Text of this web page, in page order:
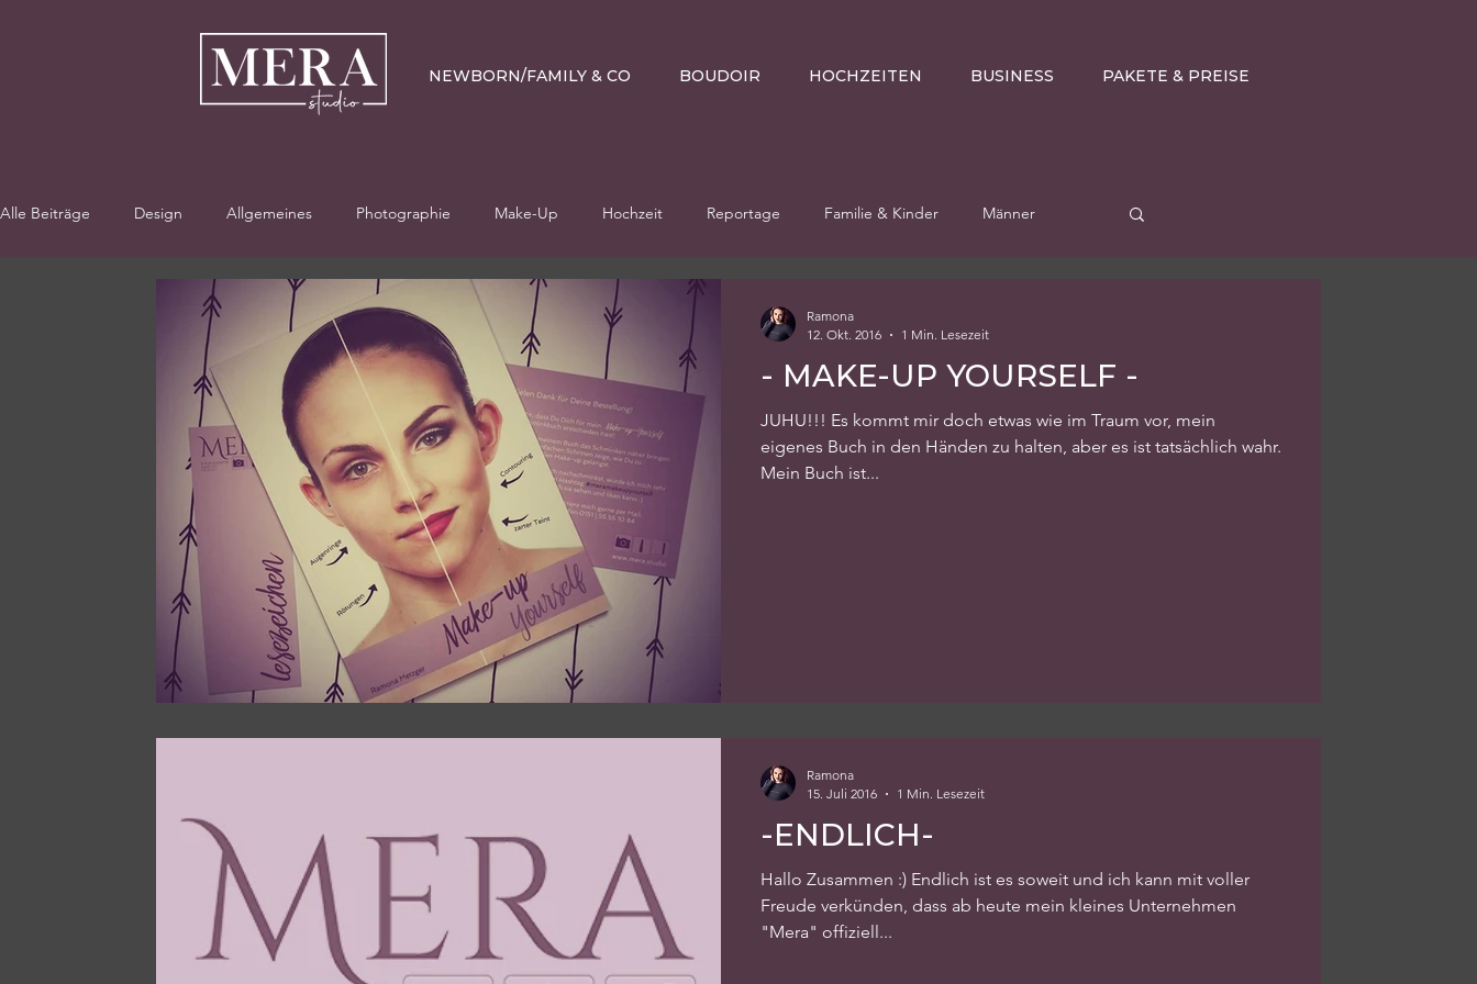
NEWBORN/FAMILY & CO BOUDOIR HOCHZEITEN BUSINESS PAKETE & PREISE
Alle Beiträge Design Allgemeines Photographie Make-Up Hochzeit Reportage Familie & Kinder Männer
- MAKE-UP YOURSELF -
JUHU!!! Es kommt mir doch etwas wie im Traum vor, mein
eigenes Buch in den Händen zu halten, aber es ist tatsächlich wahr.
Mein Buch ist...
Ramona
12. Okt. 2016
1 Min. Lesezeit
-ENDLICH-
Hallo Zusammen :) Endlich ist es soweit und ich kann mit voller
Freude verkünden, dass ab heute mein kleines Unternehmen
"Mera" offiziell...
Ramona
15. Juli 2016
1 Min. Lesezeit